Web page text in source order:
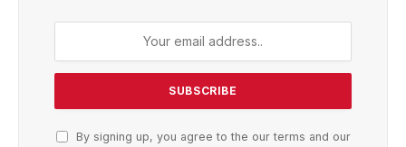
By signing up, you agree to the our terms and our